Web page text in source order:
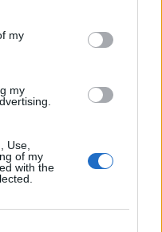
my
my
Use,
of my
with the